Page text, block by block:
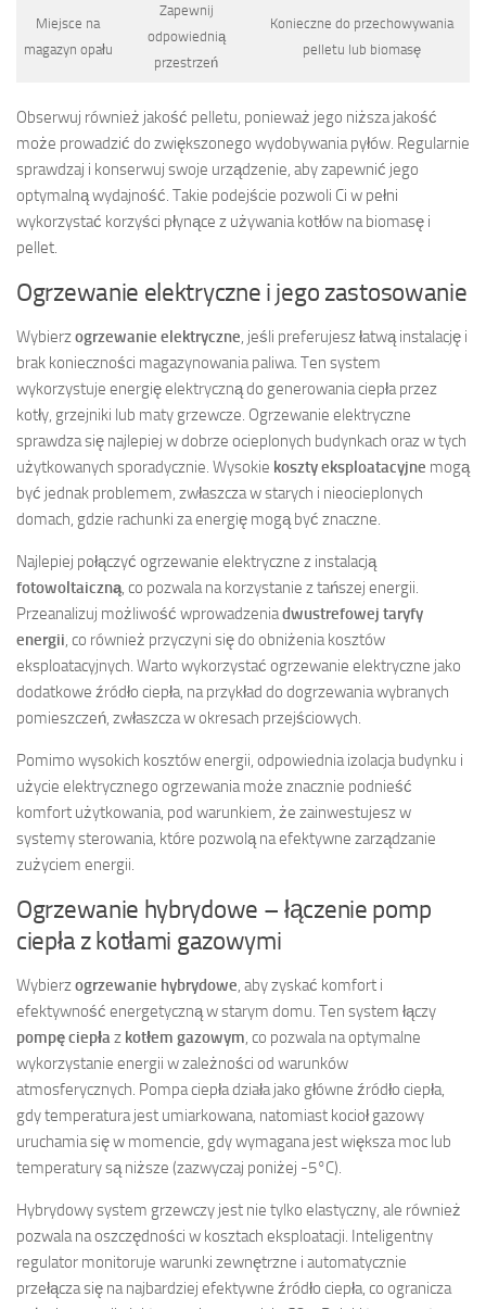
Miejsce na
magazyn opału
Zapewnij
odpowiednią
przestrzeń
Konieczne do przechowywania
pelletu lub biomasę
Obserwuj również jakość pelletu, ponieważ jego niższa jakość
może prowadzić do zwiększonego wydobywania pyłów. Regularnie
sprawdzaj i konserwuj swoje urządzenie, aby zapewnić jego
optymalną wydajność. Takie podejście pozwoli Ci w pełni
wykorzystać korzyści płynące z używania kotłów na biomasę i
pellet.
Ogrzewanie elektryczne i jego zastosowanie
Wybierzogrzewanie elektryczne , jeśli preferujesz łatwą instalację i
brak konieczności magazynowania paliwa. Ten system
wykorzystuje energię elektryczną do generowania ciepła przez
kotły, grzejniki lub maty grzewcze. Ogrzewanie elektryczne
sprawdza się najlepiej w dobrze ocieplonych budynkach oraz w tych
użytkowanych sporadycznie. Wysokie koszty eksploatacyjne mogą
być jednak problemem, zwłaszcza w starych i nieocieplonych
domach, gdzie rachunki za energię mogą być znaczne.
Najlepiej połączyć ogrzewanie elektryczne z instalacją
fotowoltaiczną , co pozwala na korzystanie z tańszej energii.
Przeanalizuj możliwość wprowadzeniadwustrefowej taryfy
energii , co również przyczyni się do obniżenia kosztów
eksploatacyjnych. Warto wykorzystać ogrzewanie elektryczne jako
dodatkowe źródło ciepła, na przykład do dogrzewania wybranych
pomieszczeń, zwłaszcza w okresach przejściowych.
Pomimo wysokich kosztów energii, odpowiednia izolacja budynku i
użycie elektrycznego ogrzewania może znacznie podnieść
komfort użytkowania, pod warunkiem, że zainwestujesz w
systemy sterowania, które pozwolą na efektywne zarządzanie
zużyciem energii.
Ogrzewanie hybrydowe – łączenie pomp
ciepła z kotłami gazowymi
Wybierzogrzewanie hybrydowe , aby zyskać komfort i
efektywność energetyczną w starym domu. Ten system łączy
pompę ciepła z kotłem gazowym , co pozwala na optymalne
wykorzystanie energii w zależności od warunków
atmosferycznych. Pompa ciepła działa jako główne źródło ciepła,
gdy temperatura jest umiarkowana, natomiast kocioł gazowy
uruchamia się w momencie, gdy wymagana jest większa moc lub
temperatury są niższe (zazwyczaj poniżej -5°C).
Hybrydowy system grzewczy jest nie tylko elastyczny, ale również
pozwala na oszczędności w kosztach eksploatacji. Inteligentny
regulator monitoruje warunki zewnętrzne i automatycznie
przełącza się na najbardziej efektywne źródło ciepła, co ogranicza